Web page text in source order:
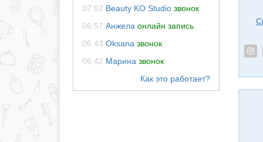
07:02 Beauty KO Studio звонок
06:57 Анжела онлайн запись
06:43 Oksana звонок
06:42 Марина звонок